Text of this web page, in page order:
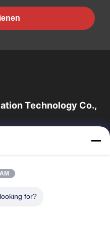
Technology Co.,
en exporteur van
wij een volledige lijn van
Producten
for?